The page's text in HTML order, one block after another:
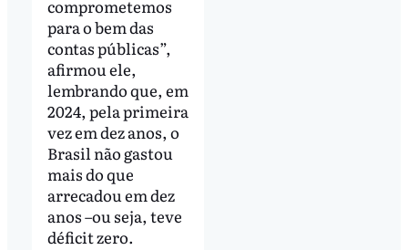
comprometemos
para o bem das
contas públicas”,
afirmou ele,
lembrando que, em
2024, pela primeira
vez em dez anos, o
Brasil não gastou
mais do que
arrecadou em dez
anos –ou seja, teve
déficit zero.